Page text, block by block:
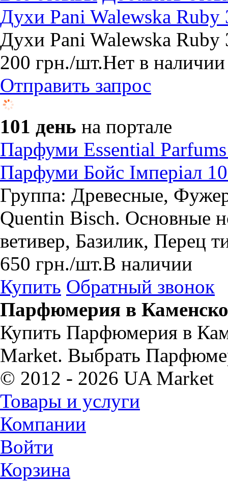
Духи Pani Walewska Ruby
Духи Pani Walewska
200 грн./шт.Нет в наличии
Отправить запрос
101 день на портале
Парфуми Essential
Парфуми Бойс Імперіал
Группа: Древесные,
Quentin Bisch. Основные
ветивер, Базилик, Перец
650 грн./шт.В наличии
Купить Обратный звонок
Парфюмерия в
Купить Парфюмерия в
Market. Выбрать
© 2012 - 2026 UA Market
Товары и услуги
Компании
Войти
Корзина